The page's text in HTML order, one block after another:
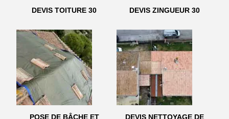
DEVIS TOITURE 30 DEVIS ZINGUEUR 30
POSE DE BÂCHE ET DEVIS NETTOYAGE DE